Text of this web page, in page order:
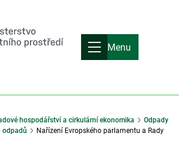
Menu
hospodářství a cirkulární ekonomika
Odpady
odpadů
Nařízení Evropského parlamentu a Rady